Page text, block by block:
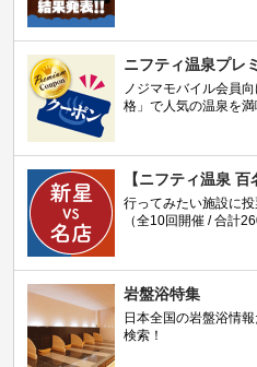
ニフティ温泉プレ
ノジマモバイル会員
格」で人気の温泉を満
【ニフティ温泉 百
行ってみたい施設に
（全10回開催 / 合計
岩盤浴特集
日本全国の岩盤浴情
検索！